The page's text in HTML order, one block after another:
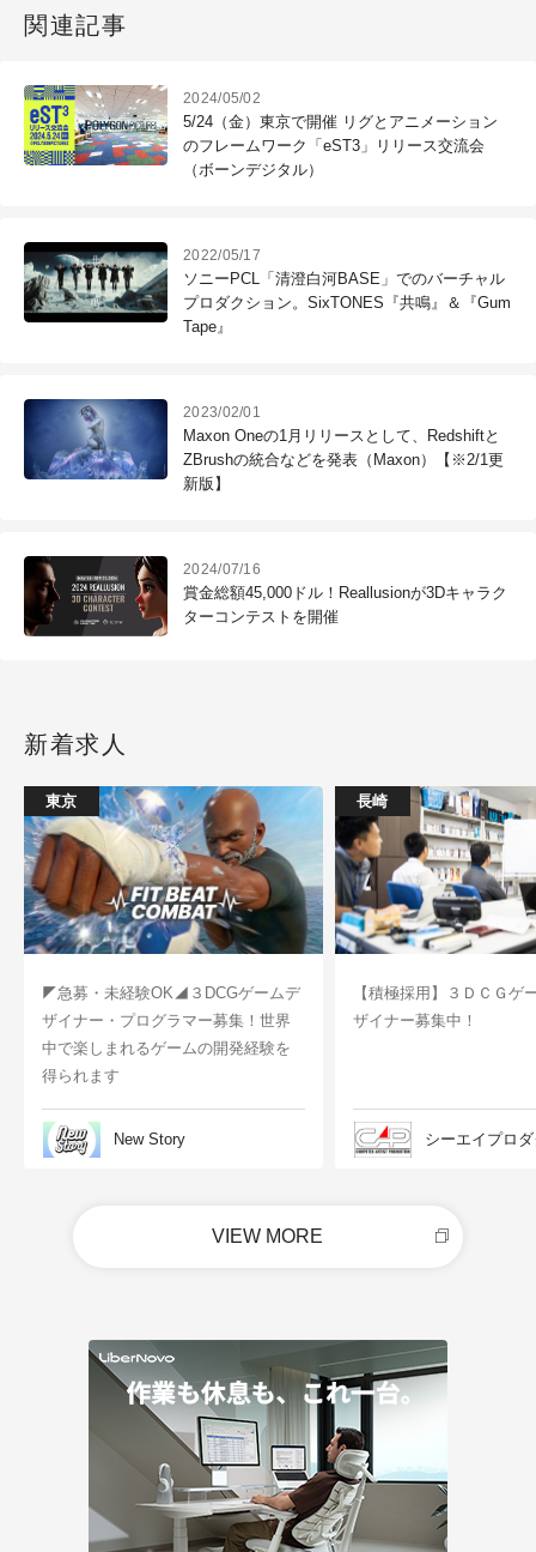
関連記事
2024/05/02
5/24（金）東京で開催 リグとアニメーション
のフレームワーク「eST3」リリース交流会
（ボーンデジタル）
2022/05/17
ソニーPCL「清澄白河BASE」でのバーチャル
プロダクション。SixTONES『共鳴』＆『Gum
Tape』
2023/02/01
Maxon Oneの1月リリースとして、Redshiftと
ZBrushの統合などを発表（Maxon）【※2/1更
新版】
2024/07/16
賞金総額45,000ドル！Reallusionが3Dキャラク
ターコンテストを開催
新着求人
東京
◤急募・未経験OK◢３DCGゲームデ
ザイナー・プログラマー募集！世界
中で楽しまれるゲームの開発経験を
得られます
New Story
長崎
【積極採用】３ＤＣＧゲ
ザイナー募集中！
シーエイプロ
VIEW MORE